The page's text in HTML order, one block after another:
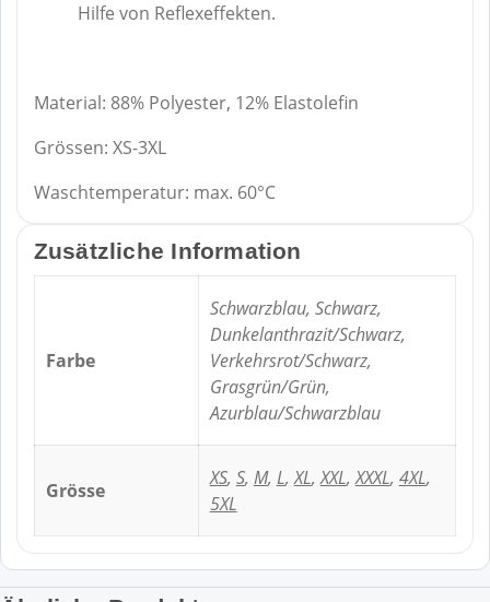
Hilfe von Reflexeffekten.
Material: 88% Polyester, 12% Elastolefin
Grössen: XS-3XL
Waschtemperatur: max. 60°C
Zusätzliche Information
Farbe
Schwarzblau, Schwarz,
Dunkelanthrazit/Schwarz,
Verkehrsrot/Schwarz,
Grasgrün/Grün,
Azurblau/Schwarzblau
Grösse
XS, S, M, L,XL,XXL,XXXL, 4XL,
5XL